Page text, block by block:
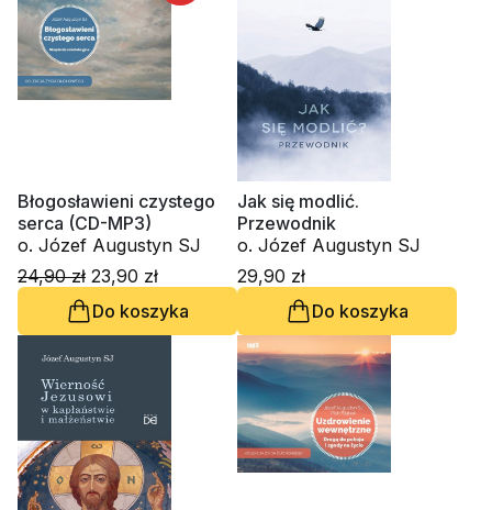
Błogosławieni czystego
serca (CD-MP3)
o. Józef Augustyn SJ
24,90 zł 23,90 zł
Do koszyka
Jak się modlić.
Przewodnik
o. Józef Augustyn SJ
29,90 zł
Do koszyka